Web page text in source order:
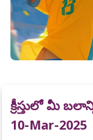
క్రీస్తులో మీ
10-Mar-2025